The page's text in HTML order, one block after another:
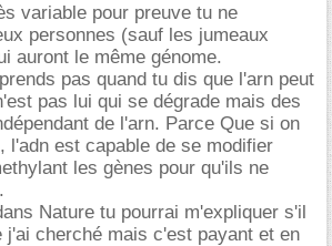
variable pour preuve tu ne
personnes (sauf les jumeaux
auront le même génome.
pas quand tu dis que l'arn peut
pas lui qui se dégrade mais des
de l'arn. Parce Que si on
l'adn est capable de se modifier
les gènes pour qu'ils ne
Nature tu pourrai m'expliquer s'il
j'ai cherché mais c'est payant et en